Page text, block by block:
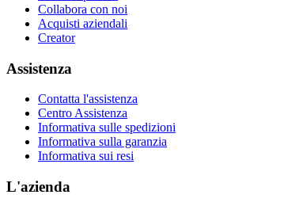
Collabora con noi
Acquisti aziendali
Creator
Assistenza
Contatta l'assistenza
Centro Assistenza
Informativa sulle spedizioni
Informativa sulla garanzia
Informativa sui resi
L'azienda